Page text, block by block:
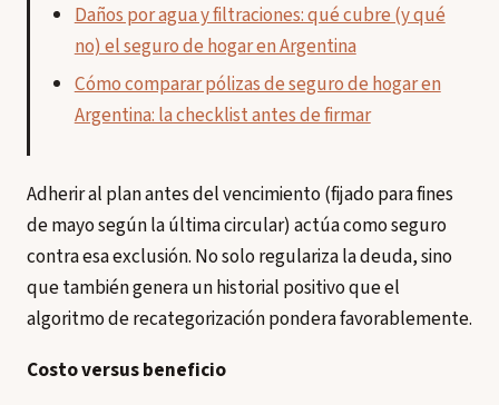
Daños por agua y filtraciones: qué cubre (y qué
no) el seguro de hogar en Argentina
Cómo comparar pólizas de seguro de hogar en
Argentina: la checklist antes de firmar
Adherir al plan antes del vencimiento (fijado para fines
de mayo según la última circular) actúa como seguro
contra esa exclusión. No solo regulariza la deuda, sino
que también genera un historial positivo que el
algoritmo de recategorización pondera favorablemente.
Costo versus beneficio